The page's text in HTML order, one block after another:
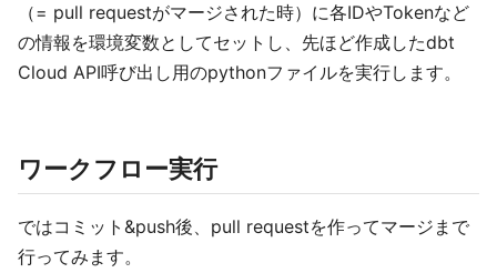
（= pull requestがマージされた時）に各IDやTokenなど
の情報を環境変数としてセットし、先ほど作成したdbt
Cloud API呼び出し用のpythonファイルを実行します。
ワークフロー実行
ではコミット&push後、pull requestを作ってマージまで
行ってみます。